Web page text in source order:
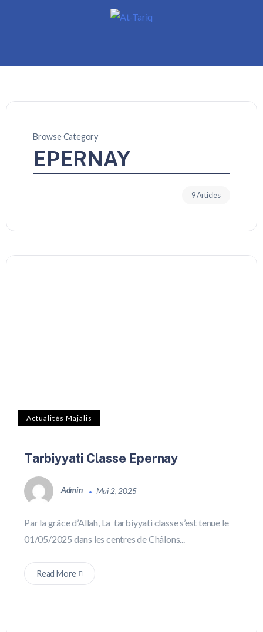
Browse Category
EPERNAY
9 Articles
Actualités Majalis
Tarbiyyati Classe Epernay
Admin Mai 2, 2025
Par la grâce d’Allah, La tarbiyyati classe s’est tenue le
01/05/2025 dans les centres de Châlons...
Read More